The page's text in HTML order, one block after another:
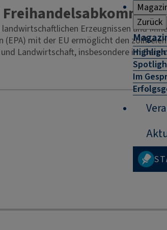
Zurück
Im
Erzeugnissen und
mit der EU ermöglicht den
Landwirtschaft, insbesondere im